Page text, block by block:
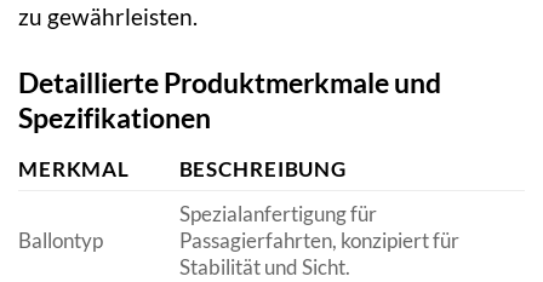
zu gewährleisten.
Detaillierte Produktmerkmale und
Spezifikationen
MERKMAL BESCHREIBUNG
Ballontyp
Spezialanfertigung für
Passagierfahrten, konzipiert für
Stabilität und Sicht.